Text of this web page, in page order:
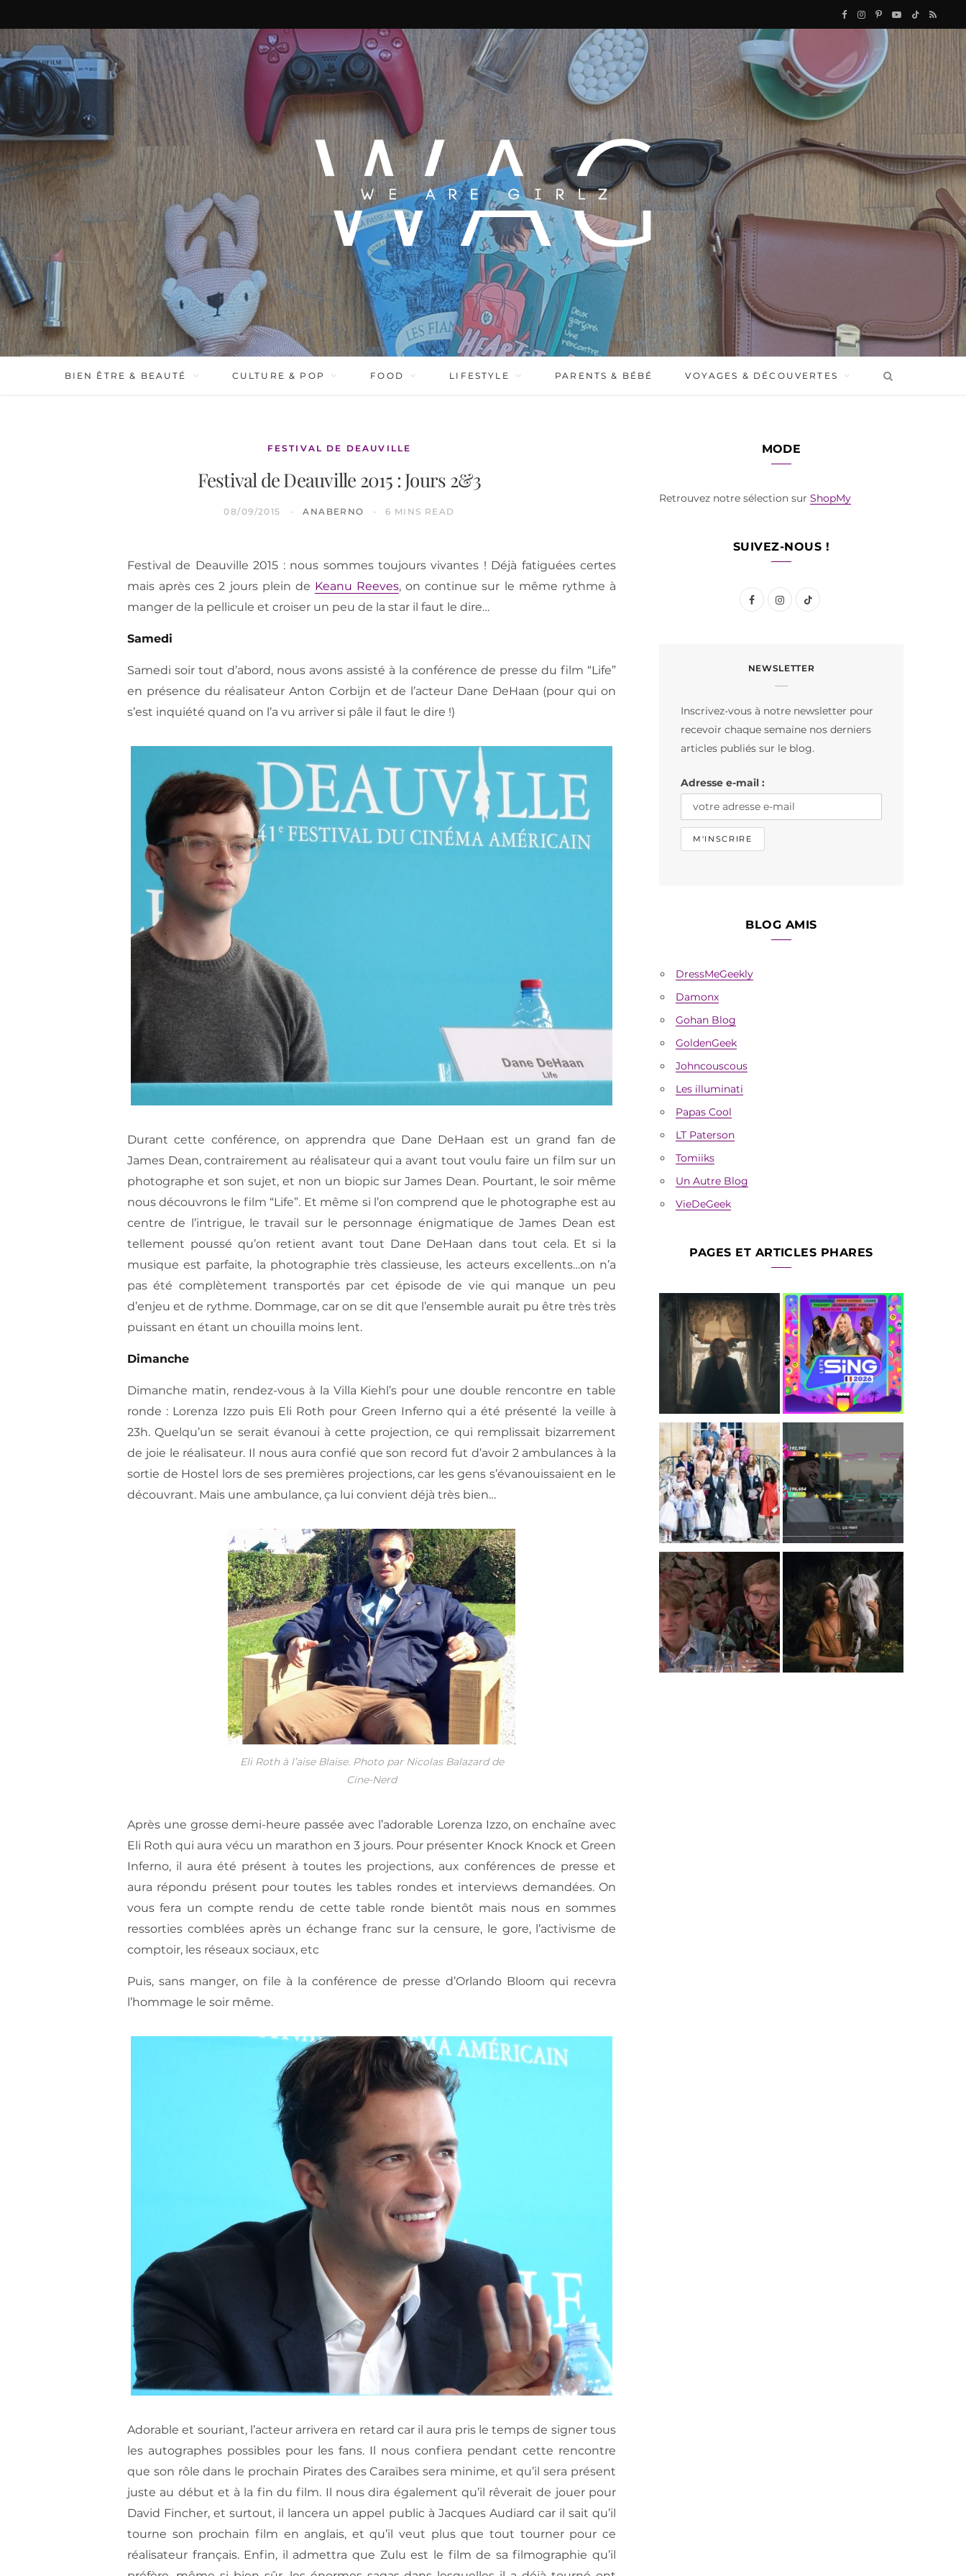
F
c
o
k
I
s
g
a
P
r
Y
b
e
T
k
R
BIEN ÊTRE & BEAUTÉ CULTURE & POP FOOD LIFESTYLE PARENTS & BÉBÉ VOYAGES & DÉCOUVERTES
FESTIVAL DE DEAUVILLE
Festival de Deauville 2015 : Jours 2&3
08/09/2015 ANABERNO 6 MINS READ
Festival de Deauville 2015 : nous sommes toujours vivantes ! Déjà fatiguées certes
mais après ces 2 jours plein de Keanu Reeves, on continue sur le même rythme à
manger de la pellicule et croiser un peu de la star il faut le dire…
Samedi
Samedi soir tout d’abord, nous avons assisté à la conférence de presse du film “Life”
en présence du réalisateur Anton Corbijn et de l’acteur Dane DeHaan (pour qui on
s’est inquiété quand on l’a vu arriver si pâle il faut le dire !)
Durant cette conférence, on apprendra que Dane DeHaan est un grand fan de
James Dean, contrairement au réalisateur qui a avant tout voulu faire un film sur un
photographe et son sujet, et non un biopic sur James Dean. Pourtant, le soir même
nous découvrons le film “Life”. Et même si l’on comprend que le photographe est au
centre de l’intrigue, le travail sur le personnage énigmatique de James Dean est
tellement poussé qu’on retient avant tout Dane DeHaan dans tout cela. Et si la
musique est parfaite, la photographie très classieuse, les acteurs excellents…on n’a
pas été complètement transportés par cet épisode de vie qui manque un peu
d’enjeu et de rythme. Dommage, car on se dit que l’ensemble aurait pu être très très
puissant en étant un chouilla moins lent.
Dimanche
Dimanche matin, rendez-vous à la Villa Kiehl’s pour une double rencontre en table
ronde : Lorenza Izzo puis Eli Roth pour Green Inferno qui a été présenté la veille à
23h. Quelqu’un se serait évanoui à cette projection, ce qui remplissait bizarrement
de joie le réalisateur. Il nous aura confié que son record fut d’avoir 2 ambulances à la
sortie de Hostel lors de ses premières projections, car les gens s’évanouissaient en le
découvrant. Mais une ambulance, ça lui convient déjà très bien…
Eli Roth à l’aise Blaise. Photo par Nicolas Balazard de
Cine-Nerd
Après une grosse demi-heure passée avec l’adorable Lorenza Izzo, on enchaîne avec
Eli Roth qui aura vécu un marathon en 3 jours. Pour présenter Knock Knock et Green
Inferno, il aura été présent à toutes les projections, aux conférences de presse et
aura répondu présent pour toutes les tables rondes et interviews demandées. On
vous fera un compte rendu de cette table ronde bientôt mais nous en sommes
ressorties comblées après un échange franc sur la censure, le gore, l’activisme de
comptoir, les réseaux sociaux, etc
Puis, sans manger, on file à la conférence de presse d’Orlando Bloom qui recevra
l’hommage le soir même.
Adorable et souriant, l’acteur arrivera en retard car il aura pris le temps de signer tous
les autographes possibles pour les fans. Il nous confiera pendant cette rencontre
que son rôle dans le prochain Pirates des Caraïbes sera minime, et qu’il sera présent
juste au début et à la fin du film. Il nous dira également qu’il rêverait de jouer pour
David Fincher, et surtout, il lancera un appel public à Jacques Audiard car il sait qu’il
tourne son prochain film en anglais, et qu’il veut plus que tout tourner pour ce
réalisateur français. Enfin, il admettra que Zulu est le film de sa filmographie qu’il
MODE
Retrouvez notre sélection sur ShopMy
SUIVEZ-NOUS !
F
e
o
I
t
r
m
T
T
NEWSLETTER
Inscrivez-vous à notre newsletter pour
recevoir chaque semaine nos derniers
articles publiés sur le blog.
Adresse e-mail :
BLOG AMIS
DressMeGeekly
Damonx
Gohan Blog
GoldenGeek
Johncouscous
Les illuminati
Papas Cool
LT Paterson
Tomiiks
Un Autre Blog
VieDeGeek
PAGES ET ARTICLES PHARES